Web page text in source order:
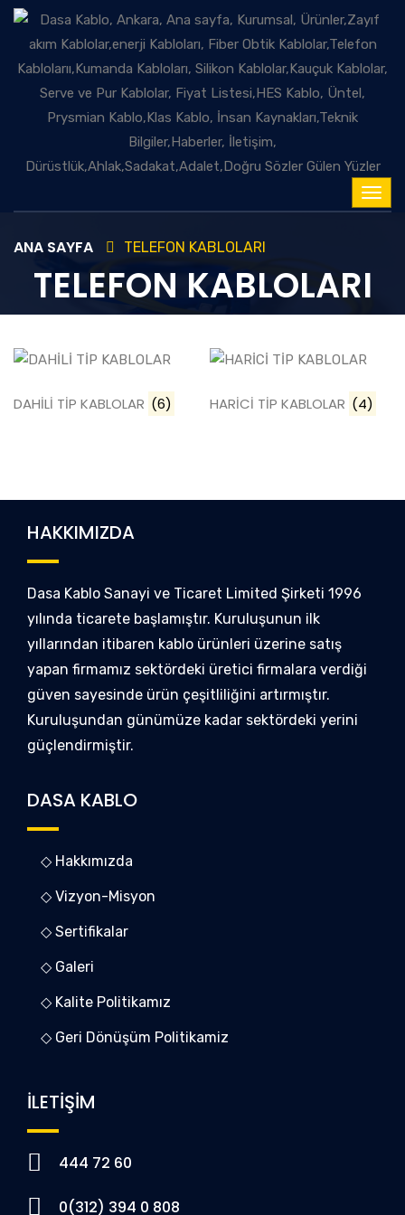
ANA SAYFA TELEFON KABLOLARI
TELEFON KABLOLARI
DAHİLİ TİP KABLOLAR (6) HARİCİ TİP KABLOLAR (4)
HAKKIMIZDA
Dasa Kablo Sanayi ve Ticaret Limited Şirketi 1996
yılında ticarete başlamıştır. Kuruluşunun ilk
yıllarından itibaren kablo ürünleri üzerine satış
yapan firmamız sektördeki üretici firmalara verdiği
güven sayesinde ürün çeşitliliğini artırmıştır.
Kuruluşundan günümüze kadar sektördeki yerini
güçlendirmiştir.
DASA KABLO
◇ Hakkımızda
◇ Vizyon-Misyon
◇ Sertifikalar
◇ Galeri
◇ Kalite Politikamız
◇ Geri Dönüşüm Politikamiz
İLETİŞİM
444 72 60
0(312) 394 0 808